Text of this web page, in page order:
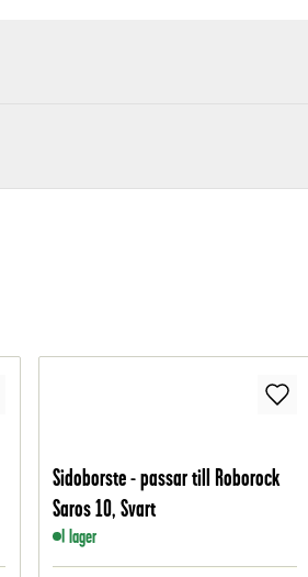
Sidoborste - passar till Roborock
Saros 10, Svart
I lager